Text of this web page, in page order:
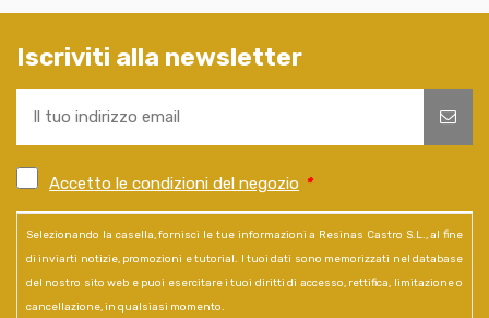
Iscriviti alla newsletter
Accetto le condizioni del negozio *
Selezionando la casella, fornisci le tue informazioni a Resinas Castro S.L., al fine
di inviarti notizie, promozioni e tutorial. I tuoi dati sono memorizzati nel database
del nostro sito web e puoi esercitare i tuoi diritti di accesso, rettifica, limitazione o
cancellazione, in qualsiasi momento.